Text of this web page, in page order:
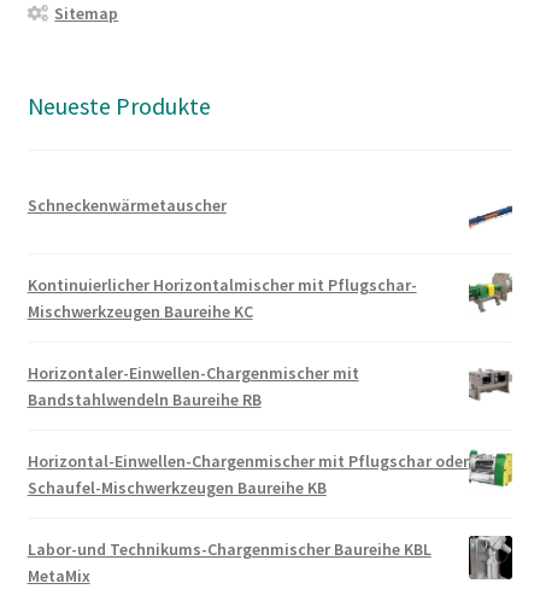
Sitemap
Neueste Produkte
Schneckenwärmetauscher
Kontinuierlicher Horizontalmischer mit Pflugschar-
Mischwerkzeugen Baureihe KC
Horizontaler-Einwellen-Chargenmischer mit
Bandstahlwendeln Baureihe RB
Horizontal-Einwellen-Chargenmischer mit Pflugschar oder
Schaufel-Mischwerkzeugen Baureihe KB
Labor-und Technikums-Chargenmischer Baureihe KBL
MetaMix